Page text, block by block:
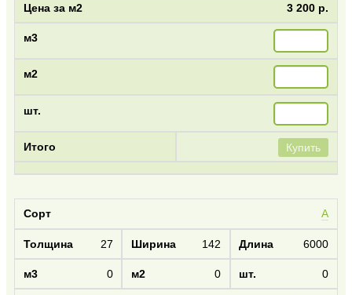
3 200 р.
Купить
А
27 142 6000
0 0 0